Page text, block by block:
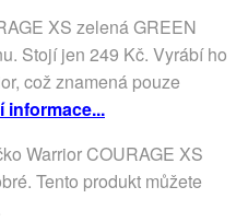
XS zelená GREEN
Stojí jen 249 Kč. Vyrábí ho
což znamená pouze
informace...
Warrior COURAGE XS
Tento produkt můžete